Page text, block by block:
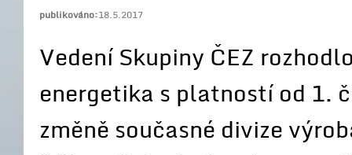
publikováno:18.5.2017
Vedení Skupiny ČEZ
energetika s platností od 1.
změně současné divize